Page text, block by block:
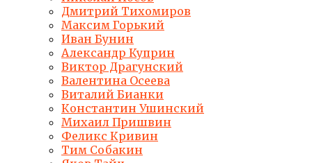
Дмитрий Тихомиров
Максим Горький
Иван Бунин
Александр Куприн
Виктор Драгунский
Валентина Осеева
Виталий Бианки
Константин Ушинский
Михаил Пришвин
Феликс Кривин
Тим Собакин